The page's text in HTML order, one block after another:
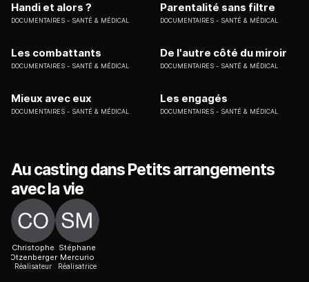
Handi et alors ?
DOCUMENTAIRES SANTÉ & MÉDICAL
Parentalité sans filtre
DOCUMENTAIRES SANTÉ & MÉDICAL
Les combattants
DOCUMENTAIRES SANTÉ & MÉDICAL
De l'autre côté du miroir
DOCUMENTAIRES SANTÉ & MÉDICAL
Mieux avec eux
DOCUMENTAIRES SANTÉ & MÉDICAL
Les engagés
DOCUMENTAIRES SANTÉ & MÉDICAL
Au casting dans Petits arrangements
avec la vie
Christophe
Otzenberger
Réalisateur
Stéphane
Mercurio
Réalisatrice